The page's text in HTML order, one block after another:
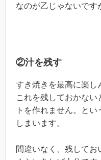
なのが乙じゃないです
②汁を残す
すき焼きを最高に楽し
これを残しておかない
トを作れません。と
しまいます。
間違いなく、残して